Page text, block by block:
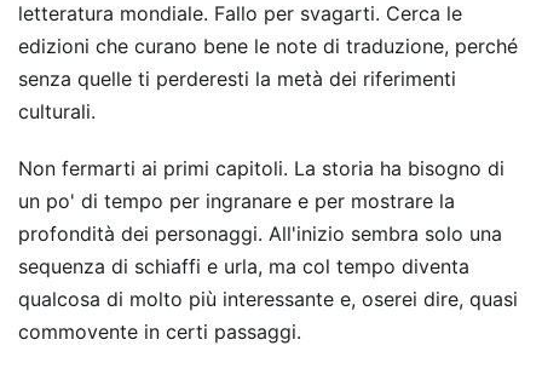
letteratura mondiale. Fallo per svagarti. Cerca le
edizioni che curano bene le note di traduzione, perché
senza quelle ti perderesti la metà dei riferimenti
culturali.
Non fermarti ai primi capitoli. La storia ha bisogno di
un po' di tempo per ingranare e per mostrare la
profondità dei personaggi. All'inizio sembra solo una
sequenza di schiaffi e urla, ma col tempo diventa
qualcosa di molto più interessante e, oserei dire, quasi
commovente in certi passaggi.